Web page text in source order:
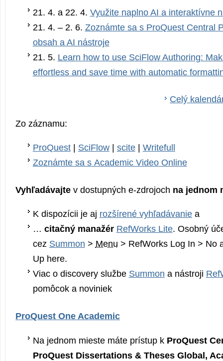
21. 4. a 22. 4. Využite naplno AI a interaktívne
21. 4. – 2. 6. Zoznámte sa s ProQuest Central
obsah a AI nástroje
21. 5. Learn how to use SciFlow Authoring:
effortless and save time with automatic
Celý
Zo záznamu:
ProQuest| SciFlow| scite| Writefull
Zoznámte sa s Academic Video Online
Vyhľadávajte v dostupných e-zdrojoch na jednom
K dispozícii je aj rozšírené vyhľadávaniea
… citačný manažér RefWorks Lite. Osobný
cez Summon > Menu > RefWorks Log In > No
Up here.
Viac o discovery službe Summon a nástroji
pomôcok a noviniek
ProQuest One Academic
Na jednom mieste máte prístup k ProQuest
ProQuest Dissertations & Theses Global,